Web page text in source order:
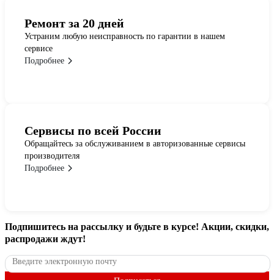
Ремонт за 20 дней
Устраним любую неисправность по гарантии в нашем
сервисе
Подробнее
Сервисы по всей России
Обращайтесь за обслуживанием в авторизованные сервисы
производителя
Подробнее
Подпишитесь на рассылку и будьте в курсе! Акции, скидки,
распродажи ждут!